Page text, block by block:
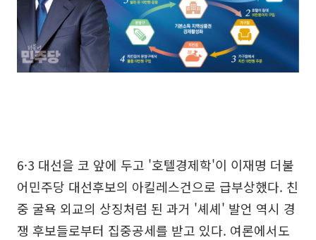
6·3 대선을 코 앞에 두고 '호텔경제학'이 이재명 더불
어민주당 대선후보의 아킬레스건으로 급부상했다. 친
중 굴욕 외교의 상징처럼 된 과거 '셰셰' 발언 역시 경
쟁 후보들로부터 집중공세를 받고 있다. 여론에서도